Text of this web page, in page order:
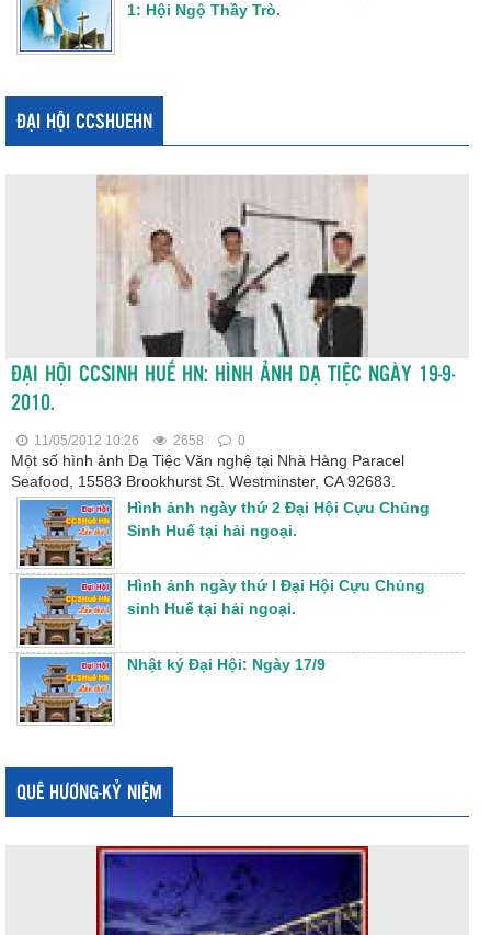
1: Hội Ngộ Thầy Trò.
ĐẠI HỘI CCSHUEHN
ĐẠI HỘI CCSINH HUẾ HN: HÌNH ẢNH DẠ TIỆC NGÀY 19-9-
2010.
11/05/2012 10:26 2658 0
Một số hình ảnh Dạ Tiệc Văn nghệ tại Nhà Hàng Paracel
Seafood, 15583 Brookhurst St. Westminster, CA 92683.
Hình ảnh ngày thứ 2 Đại Hội Cựu Chủng
Sinh Huế tại hải ngoại.
Hình ảnh ngày thứ I Đại Hội Cựu Chủng
sinh Huế tại hải ngoại.
Nhật ký Đại Hội: Ngày 17/9
QUÊ HƯƠNG-KỶ NIỆM